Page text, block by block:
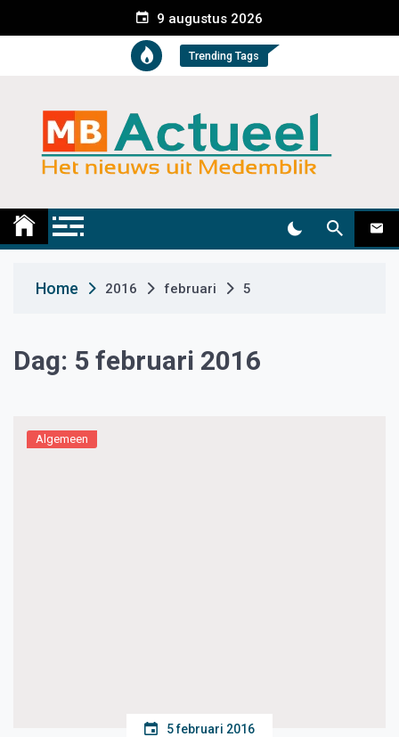
e
t
9 augustus 2026
Trending Tags
Medemblik Actueel
Home 2016 februari 5
Dag: 5 februari 2016
Algemeen
5 februari 2016